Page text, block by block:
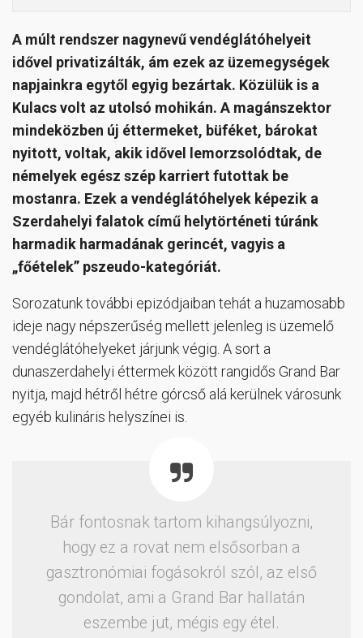
A múlt rendszer nagynevű vendéglátóhelyeit
idővel privatizálták, ám ezek az üzemegységek
napjainkra egytől egyig bezártak. Közülük is a
Kulacs volt az utolsó mohikán. A magánszektor
mindeközben új éttermeket, büféket, bárokat
nyitott, voltak, akik idővel lemorzsolódtak, de
némelyek egész szép karriert futottak be
mostanra. Ezek a vendéglátóhelyek képezik a
Szerdahelyi falatok című helytörténeti túránk
harmadik harmadának gerincét, vagyis a
„főételek” pszeudo-kategóriát.
Sorozatunk további epizódjaiban tehát a huzamosabb
ideje nagy népszerűség mellett jelenleg is üzemelő
vendéglátóhelyeket járjunk végig. A sort a
dunaszerdahelyi éttermek között rangidős Grand Bar
nyitja, majd hétről hétre górcső alá kerülnek városunk
egyéb kulináris helyszínei is.
Bár fontosnak tartom kihangsúlyozni,
hogy ez a rovat nem elsősorban a
gasztronómiai fogásokról szól, az első
gondolat, ami a Grand Bar hallatán
eszembe jut, mégis egy étel.